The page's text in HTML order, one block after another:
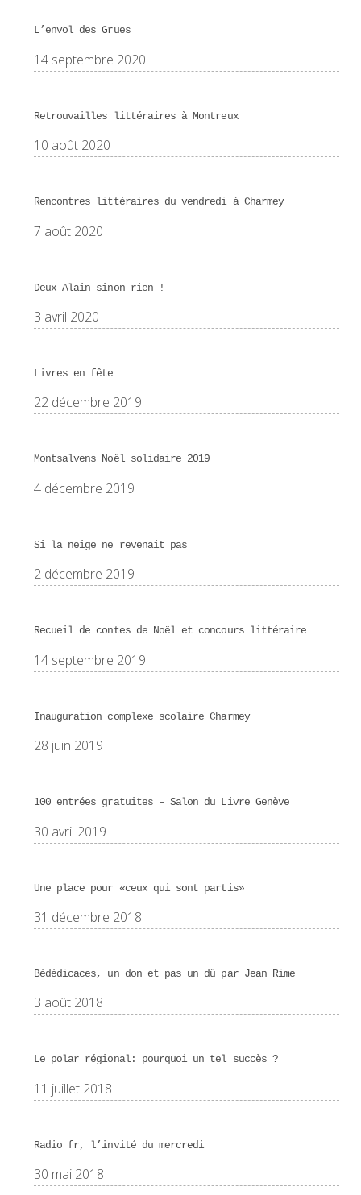
L’envol des Grues
14 septembre 2020
Retrouvailles littéraires à Montreux
10 août 2020
Rencontres littéraires du vendredi à Charmey
7 août 2020
Deux Alain sinon rien !
3 avril 2020
Livres en fête
22 décembre 2019
Montsalvens Noël solidaire 2019
4 décembre 2019
Si la neige ne revenait pas
2 décembre 2019
Recueil de contes de Noël et concours littéraire
14 septembre 2019
Inauguration complexe scolaire Charmey
28 juin 2019
100 entrées gratuites – Salon du Livre Genève
30 avril 2019
Une place pour «ceux qui sont partis»
31 décembre 2018
Bédédicaces, un don et pas un dû par Jean Rime
3 août 2018
Le polar régional: pourquoi un tel succès ?
11 juillet 2018
Radio fr, l’invité du mercredi
30 mai 2018